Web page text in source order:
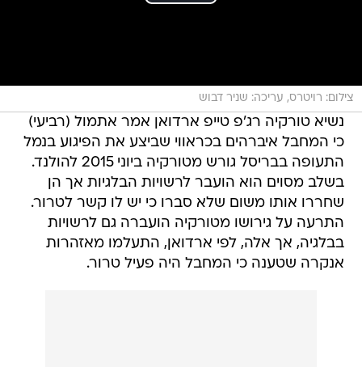
צילום: רויטרס, עריכה: שניר דבוש
נשיא טורקיה רג'פ טייפ ארדואן אמר אתמול (רביעי)
כי המחבל איברהים בכראווי שביצע את הפיגוע בנמל
התעופה בבריסל גורש מטורקיה ביוני 2015 להולנד.
בשלב מסוים הוא הועבר לרשויות הבלגיות אך הן
שחררו אותו משום שלא סברו כי יש לו קשר לטרור.
התרעה על גירושו מטורקיה הועברה גם לרשויות
בבלגיה, אך אלה, לפי ארדואן, התעלמו מאזהרות
אנקרה שטענה כי המחבל היה פעיל טרור.